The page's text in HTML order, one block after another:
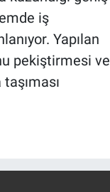
iş
Yapılan
pekiştirmesi ve